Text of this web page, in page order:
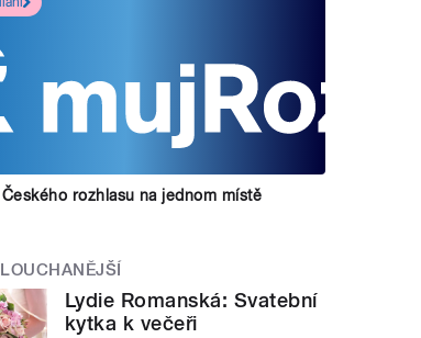
rozhlasu na jednom místě
Lydie Romanská: Svatební
kytka k večeři